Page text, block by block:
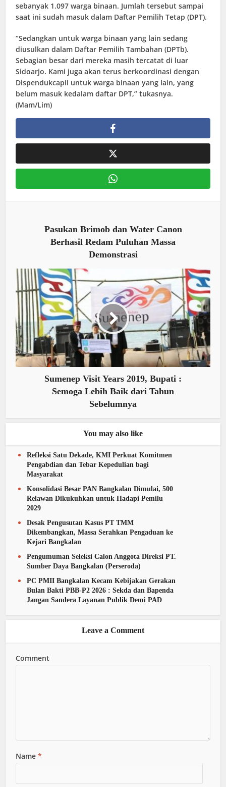
sebanyak 1.097 warga binaan. Jumlah tersebut sampai
saat ini sudah masuk dalam Daftar Pemilih Tetap (DPT).
“Sedangkan untuk warga binaan yang lain sedang
diusulkan dalam Daftar Pemilih Tambahan (DPTb).
Sebagian besar dari mereka masih tercatat di luar
Sidoarjo. Kami juga akan terus berkoordinasi dengan
Dispendukcapil untuk warga binaan yang lain, yang
belum masuk kedalam daftar DPT,” tukasnya.
(Mam/Lim)
Pasukan Brimob dan Water Canon
Berhasil Redam Puluhan Massa
Demonstrasi
Sumenep Visit Years 2019, Bupati :
Semoga Lebih Baik dari Tahun
Sebelumnya
You may also like
Refleksi Satu Dekade, KMI Perkuat Komitmen
Pengabdian dan Tebar Kepedulian bagi
Masyarakat
Konsolidasi Besar PAN Bangkalan Dimulai, 500
Relawan Dikukuhkan untuk Hadapi Pemilu
2029
Desak Pengusutan Kasus PT TMM
Dikembangkan, Massa Serahkan Pengaduan ke
Kejari Bangkalan
Pengumuman Seleksi Calon Anggota Direksi PT.
Sumber Daya Bangkalan (Perseroda)
PC PMII Bangkalan Kecam Kebijakan Gerakan
Bulan Bakti PBB-P2 2026 : Sekda dan Bapenda
Jangan Sandera Layanan Publik Demi PAD
Leave a Comment
Comment
Name*